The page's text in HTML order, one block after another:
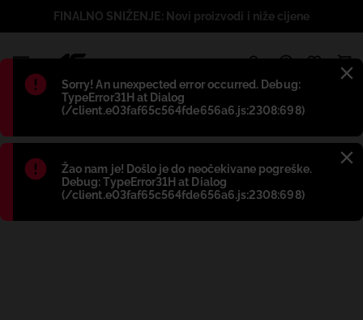
Błąd:
Sorry! An unexpected error occurred. Debug:
TypeError31H at Dialog
(/client.e03faf65c564fde656a6.js:2308:698)
Błąd:
Žao nam je! Došlo je do neočekivane pogreške.
Debug: TypeError31H at Dialog
(/client.e03faf65c564fde656a6.js:2308:698)
FINALNO SNIŽENJE: Novi proizvodi i niže cijene